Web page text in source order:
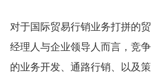
对于国际贸易行销业务打拼的
经理人与企业领导人而言，竞
的业务开发、通路行销、以及